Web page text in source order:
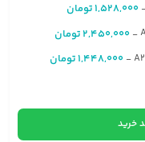
1,528,000تومان
-
2,450,000تومان
-
1,448,000تومان
خرید